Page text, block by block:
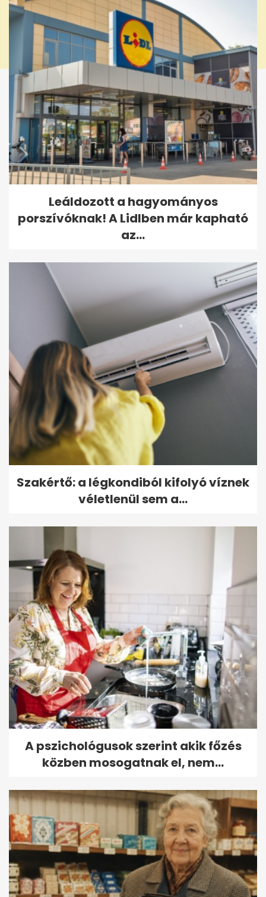
Leáldozott a hagyományos
porszívóknak! A Lidlben már kapható
az...
Szakértő: a légkondiból kifolyó víznek
véletlenül sem a...
A pszichológusok szerint akik főzés
közben mosogatnak el, nem...